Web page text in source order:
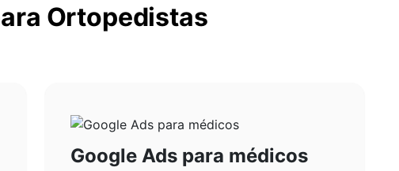
Ortopedistas
Google Ads para médicos